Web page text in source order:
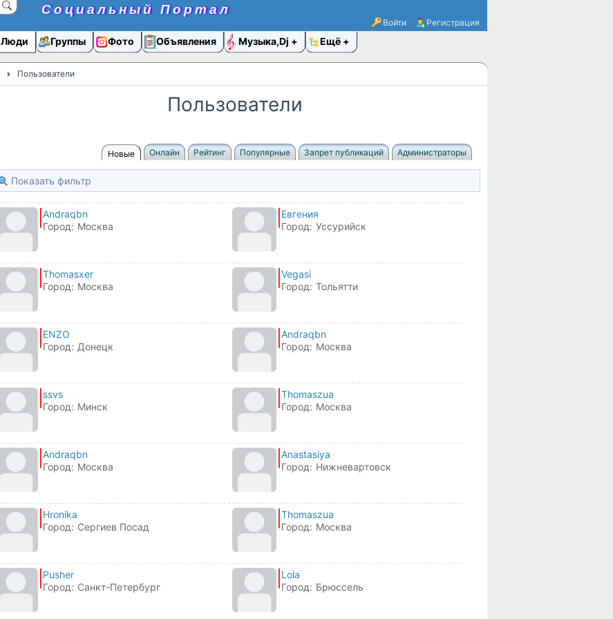
Социальный Портал
Войти Регистрация
Люди Группы Фото Объявления Музыка,Dj Ещё
Пользователи
Пользователи
Новые Онлайн Рейтинг Популярные Запрет публикаций Администраторы
Показать фильтр
Andraqbn
Город: Москва
Евгения
Город: Уссурийск
Thomasxer
Город: Москва
Vegasi
Город: Тольятти
ENZO
Город: Донецк
Andraqbn
Город: Москва
ssvs
Город: Минск
Thomaszua
Город: Москва
Andraqbn
Город: Москва
Anastasiya
Город: Нижневартовск
Hronika
Город: Сергиев Посад
Thomaszua
Город: Москва
Pusher
Город: Санкт-Петербург
Lola
Город: Брюссель